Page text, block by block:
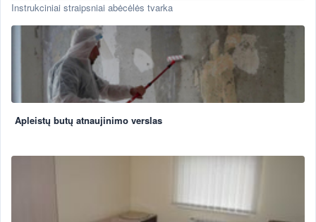
Instrukciniai straipsniai abėcėlės tvarka
Apleistų butų atnaujinimo verslas